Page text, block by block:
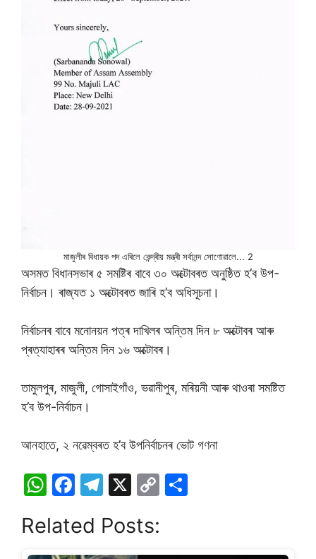
মাজুলীৰ বিধায়ক পদ এৰিলে কেন্দ্ৰীয় মন্ত্ৰী সৰ্বানন্দ সোণোৱালে... 2
অসমত বিধানসভাৰ ৫ সমষ্টিৰ বাবে ৩০ অক্টোবৰত অনুষ্ঠিত হ’ব উপ-
নিৰ্বাচন। ৰাজ্যত ১ অক্টোবৰত জাৰি হ’ব অধিসূচনা।
নিৰ্বাচনৰ বাবে মনোনয়ন পত্ৰ দাখিলৰ অন্তিম দিন ৮ অক্টোবৰ আৰু
প্ৰত্যাহাৰৰ অন্তিম দিন ১৬ অক্টোবৰ।
তামুলপুৰ, মাজুলী, গোসাইগাঁও, ভৱানীপুৰ, মৰিয়নী আৰু থাওৰা সমষ্টিত
হ’ব উপ-নিৰ্বাচন।
আনহাতে, ২ নৱেম্বৰত হ’ব উপনিৰ্বাচনৰ ভোট গণনা
W
at
s
F
c
e
T
e
gr
X
C
y e
Related Posts: